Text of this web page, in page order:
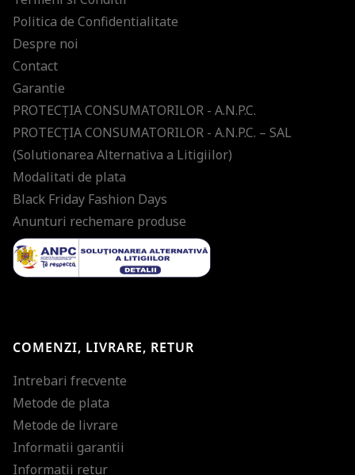
Politica de Confidentialitate
Despre noi
Contact
Garantie
PROTECŢIA CONSUMATORILOR - A.N.P.C.
PROTECŢIA CONSUMATORILOR - A.N.P.C. – SAL
(Solutionarea Alternativa a Litigiilor)
Modalitati de plata
Black Friday Fashion Days
Anunturi rechemare produse
COMENZI, LIVRARE, RETUR
Intrebari frecvente
Metode de plata
Metode de livrare
Informatii garantii
Informatii retur